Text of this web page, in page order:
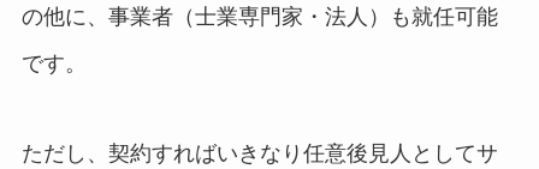
の他に、事業者（士業専門家・法人）も就任可能
です。
ただし、契約すればいきなり任意後見人としてサ